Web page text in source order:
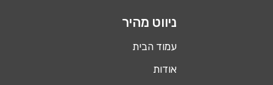
ניווט מהיר
עמוד הבית
אודות